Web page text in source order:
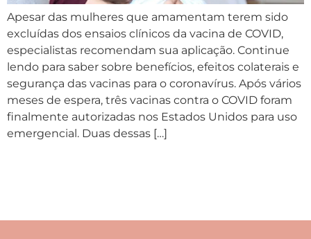
Apesar das mulheres que amamentam terem sido
excluídas dos ensaios clínicos da vacina de COVID,
especialistas recomendam sua aplicação. Continue
lendo para saber sobre benefícios, efeitos colaterais e
segurança das vacinas para o coronavírus. Após vários
meses de espera, três vacinas contra o COVID foram
finalmente autorizadas nos Estados Unidos para uso
emergencial. Duas dessas […]